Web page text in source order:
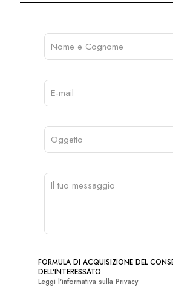
FORMULA DI ACQUISIZIONE DEL
DELL'INTERESSATO.
Leggi l'informativa sulla Privacy